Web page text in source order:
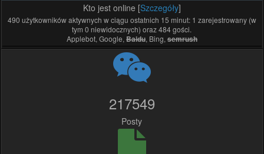
Kto jest online [Szczegóły]
490 użytkowników aktywnych w ciągu ostatnich 15 minut: 1 zarejestrowany (w
tym 0 niewidocznych) oraz 484 gości.
Applebot, Google,Baidu, Bing,semrush
217549
Posty